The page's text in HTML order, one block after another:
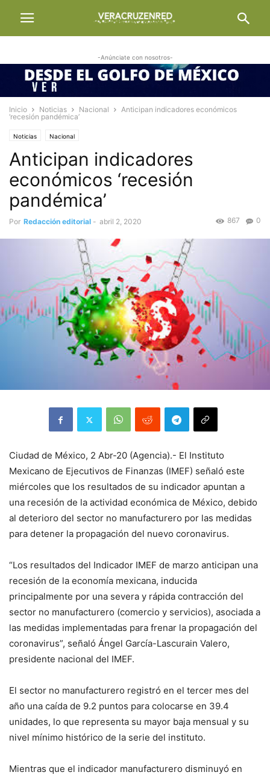
-Anúnciate con nosotros-
Inicio Noticias Nacional
Anticipan indicadores económicos
‘recesión pandémica’
Noticias Nacional
Anticipan indicadores
económicos ‘recesión
pandémica’
Por Redacción editorial - abril 2, 2020 0
867
Ciudad de México, 2 Abr-20 (Agencia).- El Instituto
Mexicano de Ejecutivos de Finanzas (IMEF) señaló este
miércoles que los resultados de su indicador apuntan a
una recesión de la actividad económica de México, debido
al deterioro del sector no manufacturero por las medidas
para detener la propagación del nuevo coronavirus.
“Los resultados del Indicador IMEF de marzo anticipan una
recesión de la economía mexicana, inducida
principalmente por una severa y rápida contracción del
sector no manufacturero (comercio y servicios), asociada a
las medidas implementadas para frenar la propagación del
coronavirus”, señaló Ángel García-Lascurain Valero,
presidente nacional del IMEF.
El sector no manufacturero registró en el tercer mes del
año una caída de 9.2 puntos para colocarse en 39.4
unidades, lo que representa su mayor baja mensual y su
nivel mínimo histórico de la serie del instituto.
Mientras que el indicador manufacturero disminuyó en